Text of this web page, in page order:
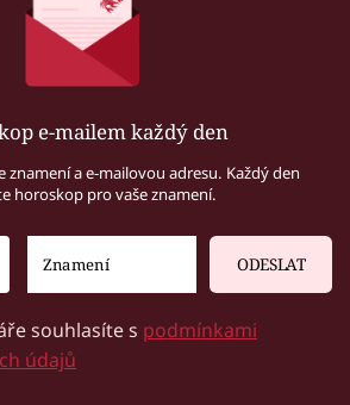
e-mailem každý den
znamení a e-mailovou adresu. Každý den
horoskop pro vaše znamení.
ODESLAT
souhlasíte s podmínkami
údajů